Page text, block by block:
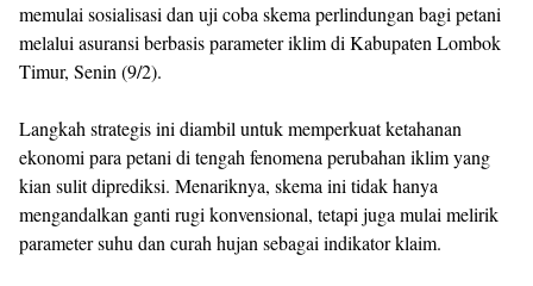
memulai sosialisasi dan uji coba skema perlindungan bagi petani
melalui asuransi berbasis parameter iklim di Kabupaten Lombok
Timur, Senin (9/2).
Langkah strategis ini diambil untuk memperkuat ketahanan
ekonomi para petani di tengah fenomena perubahan iklim yang
kian sulit diprediksi. Menariknya, skema ini tidak hanya
mengandalkan ganti rugi konvensional, tetapi juga mulai melirik
parameter suhu dan curah hujan sebagai indikator klaim.